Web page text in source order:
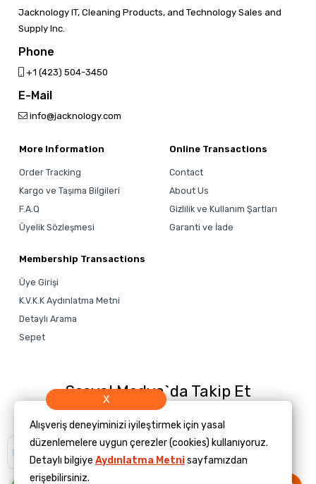
Jacknology IT, Cleaning Products, and Technology Sales and
Supply Inc.
Phone
‎+1 (423) 504-3450
E-Mail
info@jacknology.com
More Information
Order Tracking
Kargo ve Taşıma Bilgileri
F.A.Q
Üyelik Sözleşmesi
Online Transactions
Contact
About Us
Gizlilik ve Kullanım Şartları
Garanti ve İade
Membership Transactions
Üye Girişi
K.V.K.K Aydınlatma Metni
Detaylı Arama
Sepet
Sosyal Medya`da Takip Et
Size yardımcı
misiniz?
X
Alışveriş deneyiminizi iyileştirmek için yasal
düzenlemelere uygun çerezler (cookies) kullanıyoruz.
Detaylı bilgiye Aydınlatma Metnisayfamızdan
erişebilirsiniz.